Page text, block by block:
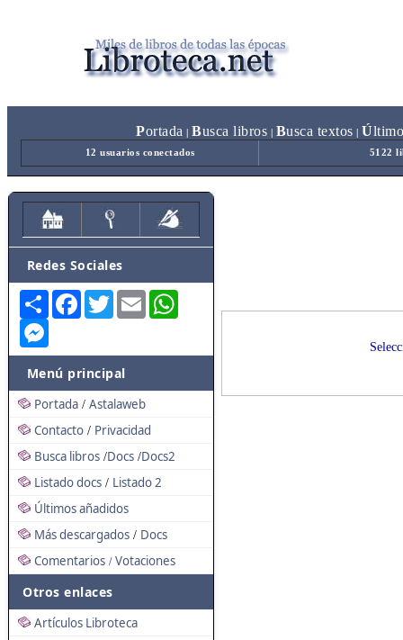
Portada Busca libros Busca textos Ú
12 usuarios conectados 5122
Redes Sociales
Share FacebookTwitterEmail
Menú principal
Portada / Astalaweb
Contacto / Privacidad
Busca libros /Docs /Docs2
Listado docs / Listado 2
Últimos añadidos
Más descargados / Docs
Comentarios / Votaciones
Otros enlaces
Artículos Libroteca